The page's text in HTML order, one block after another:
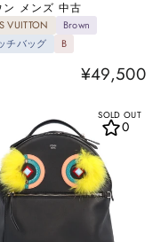
ン メンズ 中古
VUITTON
Brown
チバッグ
B
¥49,500
SOLD OUT
0